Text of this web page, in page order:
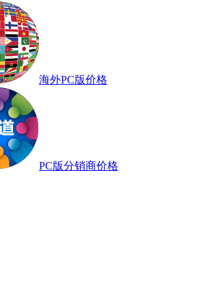
海外PC版价格
PC版分销商价格